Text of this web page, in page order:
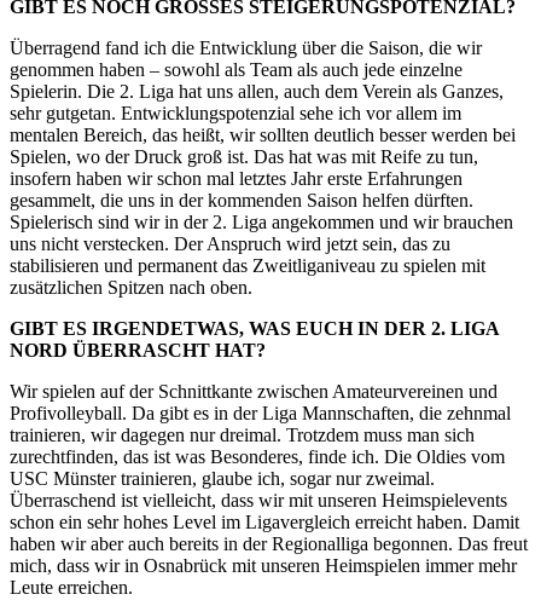
GIBT ES NOCH GROSSES STEIGERUNGSPOTENZIAL?
Überragend fand ich die Entwicklung über die Saison, die wir
genommen haben – sowohl als Team als auch jede einzelne
Spielerin. Die 2. Liga hat uns allen, auch dem Verein als Ganzes,
sehr gutgetan. Entwicklungspotenzial sehe ich vor allem im
mentalen Bereich, das heißt, wir sollten deutlich besser werden bei
Spielen, wo der Druck groß ist. Das hat was mit Reife zu tun,
insofern haben wir schon mal letztes Jahr erste Erfahrungen
gesammelt, die uns in der kommenden Saison helfen dürften.
Spielerisch sind wir in der 2. Liga angekommen und wir brauchen
uns nicht verstecken. Der Anspruch wird jetzt sein, das zu
stabilisieren und permanent das Zweitliganiveau zu spielen mit
zusätzlichen Spitzen nach oben.
GIBT ES IRGENDETWAS, WAS EUCH IN DER 2. LIGA
NORD ÜBERRASCHT HAT?
Wir spielen auf der Schnittkante zwischen Amateurvereinen und
Profivolleyball. Da gibt es in der Liga Mannschaften, die zehnmal
trainieren, wir dagegen nur dreimal. Trotzdem muss man sich
zurechtfinden, das ist was Besonderes, finde ich. Die Oldies vom
USC Münster trainieren, glaube ich, sogar nur zweimal.
Überraschend ist vielleicht, dass wir mit unseren Heimspielevents
schon ein sehr hohes Level im Ligavergleich erreicht haben. Damit
haben wir aber auch bereits in der Regionalliga begonnen. Das freut
mich, dass wir in Osnabrück mit unseren Heimspielen immer mehr
Leute erreichen.